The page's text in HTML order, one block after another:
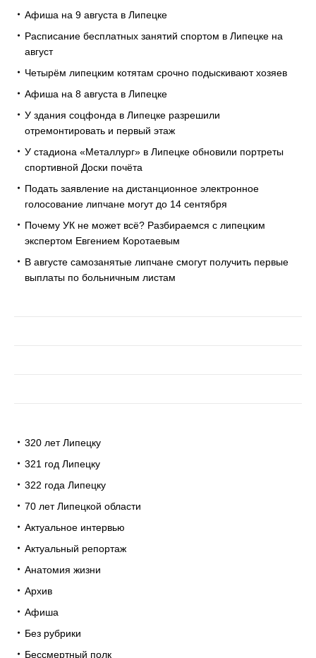
Афиша на 9 августа в Липецке
Расписание бесплатных занятий спортом в Липецке на
август
Четырём липецким котятам срочно подыскивают хозяев
Афиша на 8 августа в Липецке
У здания соцфонда в Липецке разрешили
отремонтировать и первый этаж
У стадиона «Металлург» в Липецке обновили портреты
спортивной Доски почёта
Подать заявление на дистанционное электронное
голосование липчане могут до 14 сентября
Почему УК не может всё? Разбираемся с липецким
экспертом Евгением Коротаевым
В августе самозанятые липчане смогут получить первые
выплаты по больничным листам
320 лет Липецку
321 год Липецку
322 года Липецку
70 лет Липецкой области
Актуальное интервью
Актуальный репортаж
Анатомия жизни
Архив
Афиша
Без рубрики
Бессмертный полк